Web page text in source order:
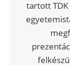
tartott